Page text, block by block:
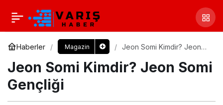
Haberler Magazin
Jeon Somi Kimdir? Jeon
Jeon Somi Kimdir? Jeon Somi
Gençliği